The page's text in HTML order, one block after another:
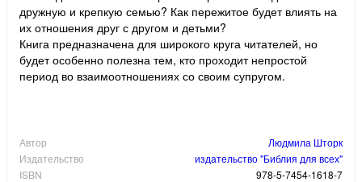
дружную и крепкую семью? Как пережитое будет влиять на
их отношения друг с другом и детьми?
Книга предназначена для широкого круга читателей, но
будет особенно полезна тем, кто проходит непростой
период во взаимоотношениях со своим супругом.
Автор
Людмила Шторк
Издательство
издательство "Библия для всех"
ISBN
978-5-7454-1618-7